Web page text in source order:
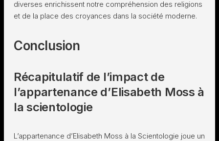
diverses enrichissent notre compréhension des religions
et de la place des croyances dans la société moderne.
Conclusion
Récapitulatif de l’impact de
l’appartenance d’Elisabeth Moss à
la scientologie
L’appartenance d’Elisabeth Moss à la Scientologie joue un